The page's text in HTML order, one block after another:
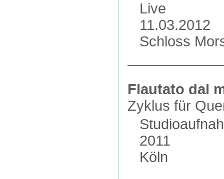
Live
11.03.2012
Schloss
Flautato dal
Zyklus für
2011
Köln